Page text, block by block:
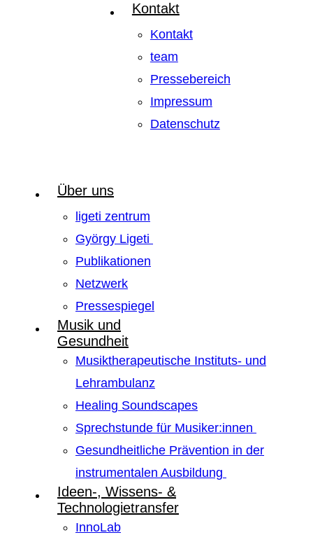
Kontakt
Kontakt
team
Pressebereich
Impressum
Datenschutz
Über uns
ligeti zentrum
György Ligeti
Publikationen
Netzwerk
Pressespiegel
Musik und
Gesundheit
Musiktherapeutische Instituts- und
Lehrambulanz
Healing Soundscapes
Sprechstunde für Musiker:innen
Gesundheitliche Prävention in der
instrumentalen Ausbildung
Ideen-, Wissens- &
Technologietransfer
InnoLab